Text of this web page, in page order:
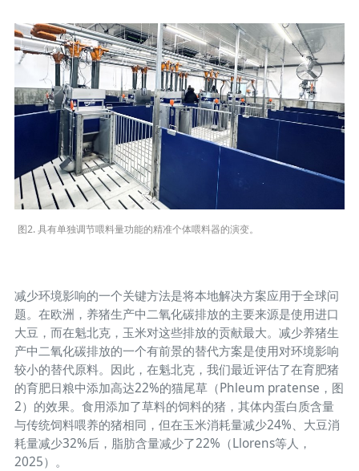
图2. 具有单独调节喂料量功能的精准个体喂料器的演变。
减少环境影响的一个关键方法是将本地解决方案应用于全球问
题。在欧洲，养猪生产中二氧化碳排放的主要来源是使用进口
大豆，而在魁北克，玉米对这些排放的贡献最大。减少养猪生
产中二氧化碳排放的一个有前景的替代方案是使用对环境影响
较小的替代原料。因此，在魁北克，我们最近评估了在育肥猪
的育肥日粮中添加高达22%的猫尾草（Phleum pratense，图
2）的效果。食用添加了草料的饲料的猪，其体内蛋白质含量
与传统饲料喂养的猪相同，但在玉米消耗量减少24%、大豆消
耗量减少32%后，脂肪含量减少了22%（Llorens等人，
2025）。